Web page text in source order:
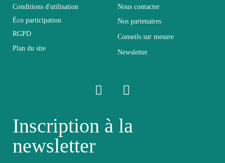
Pliable Non pliable
Profondeur
Structure
MDF de première qualité
Style du
Conditions d'utilisation
Éco participation
RGPD
Plan du site
Nous contacter
Nos partenaires
Conseils sur mesure
Newsletter
Inscription à la
newsletter